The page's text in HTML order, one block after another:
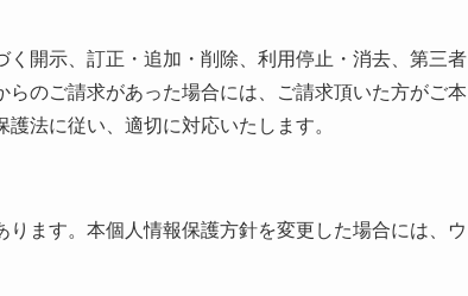
開示、訂正・追加・削除、利用停止・消去、第三者
のご請求があった場合には、ご請求頂いた方がご本
法に従い、適切に対応いたします。
ます。本個人情報保護方針を変更した場合には、ウ